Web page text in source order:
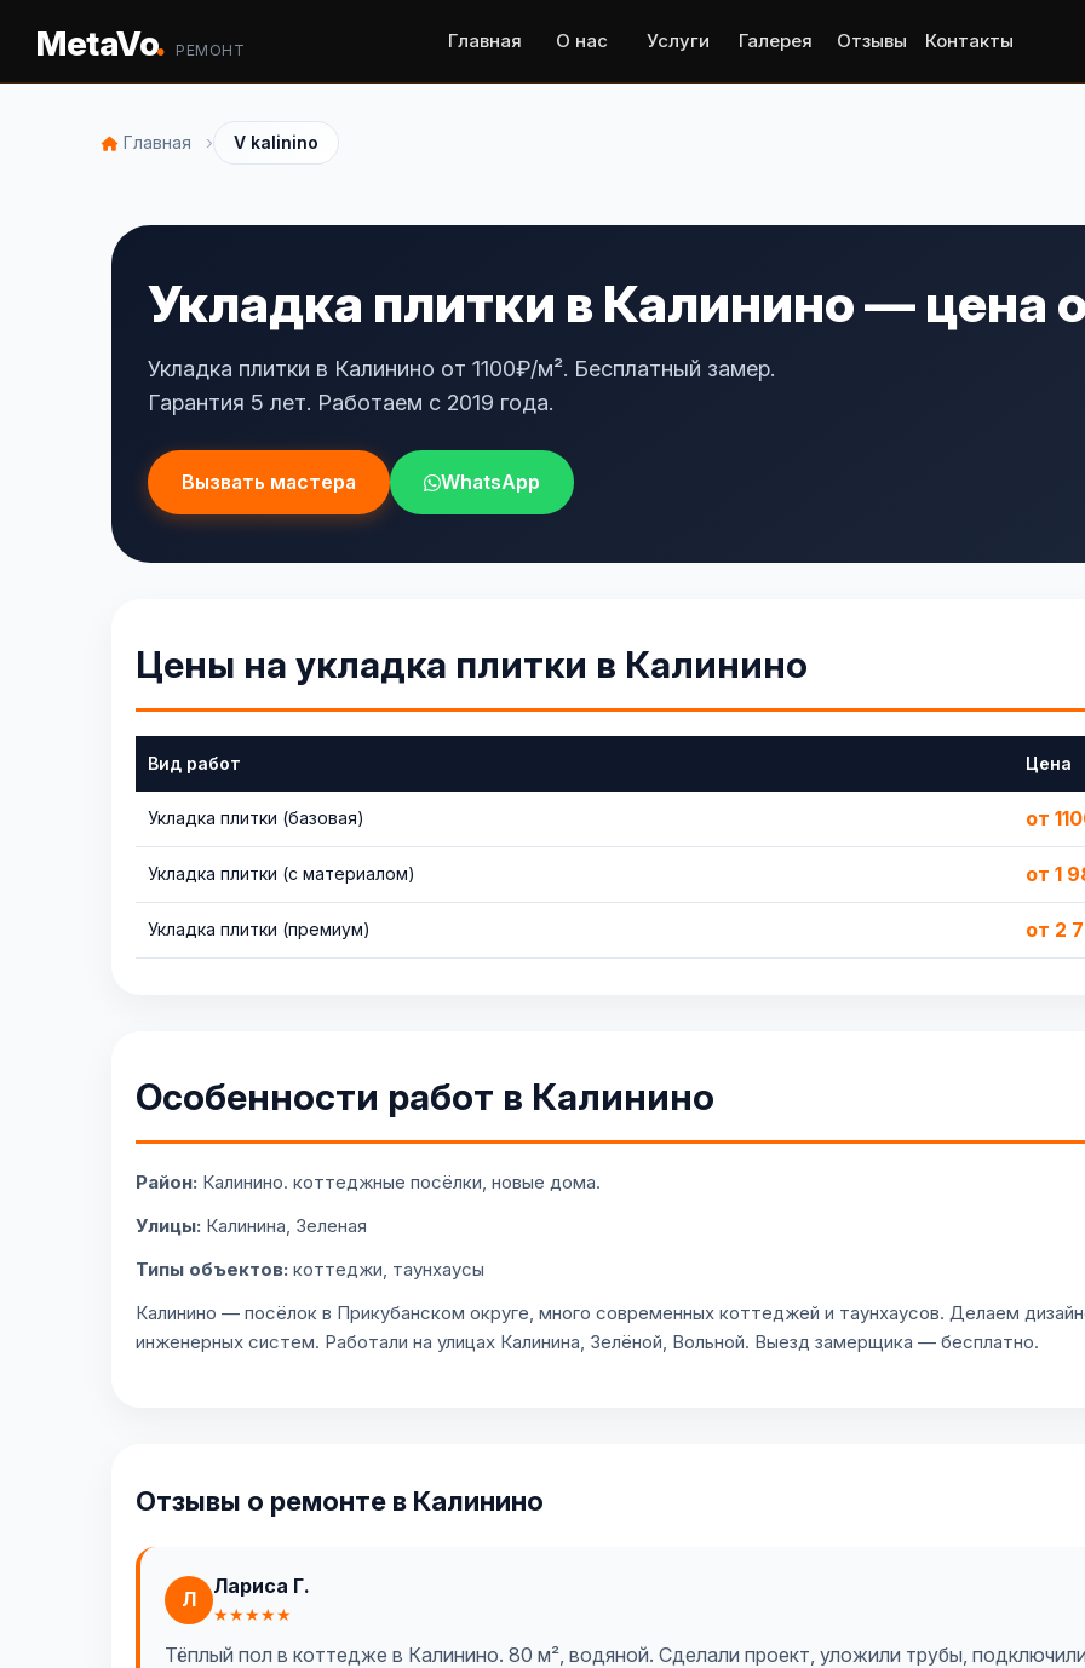
MetaVo. РЕМОНТ Главная О нас Услуги Галерея Отзывы Контакты
Главная › V kalinino
Укладка плитки в Калинино — цена
Укладка плитки в Калинино от 1100₽/м². Бесплатный замер.
Гарантия 5 лет. Работаем с 2019 года.
Вызвать мастера WhatsApp
Цены на укладка плитки в Калинино
Вид работ Цена
Укладка плитки (базовая) от
Укладка плитки (с материалом) от 1
Укладка плитки (премиум) от 2
Особенности работ в Калинино
Район: Калинино. коттеджные посёлки, новые дома.
Улицы: Калинина, Зеленая
Типы объектов: коттеджи, таунхаусы
Калинино — посёлок в Прикубанском округе, много современных коттеджей и таунхаусов. Делаем
инженерных систем. Работали на улицах Калинина, Зелёной, Вольной. Выезд замерщика — бесплатно.
Отзывы о ремонте в Калинино
Л
Лариса Г.
★★★★★
Тёплый пол в коттедже в Калинино. 80 м², водяной. Сделали проект, уложили трубы,